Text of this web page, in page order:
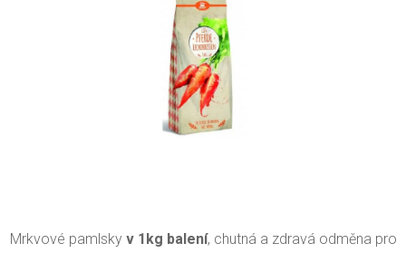
Mrkvové pamlsky v 1kg balení, chutná a zdravá odměna pro